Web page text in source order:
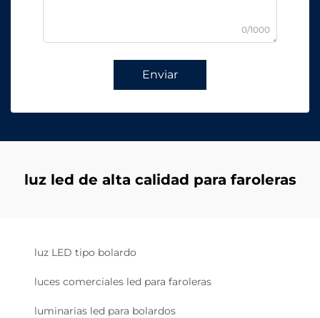
0/1000
Enviar
luz led de alta calidad para faroleras
luz LED tipo bolardo
luces comerciales led para faroleras
luminarias led para bolardos